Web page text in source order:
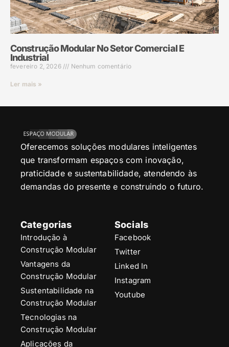
Construção Modular No Setor Comercial E
Industrial
fevereiro 2, 2026 Nenhum comentário
Ler mais »
Oferecemos soluções modulares inteligentes
que transformam espaços com inovação,
praticidade e sustentabilidade, atendendo às
demandas do presente e construindo o futuro.
Categorias
Introdução à
Construção Modular
Vantagens da
Construção Modular
Sustentabilidade na
Construção Modular
Tecnologias na
Construção Modular
Aplicações da
Socials
Facebook
Twitter
Linked In
Instagram
Youtube